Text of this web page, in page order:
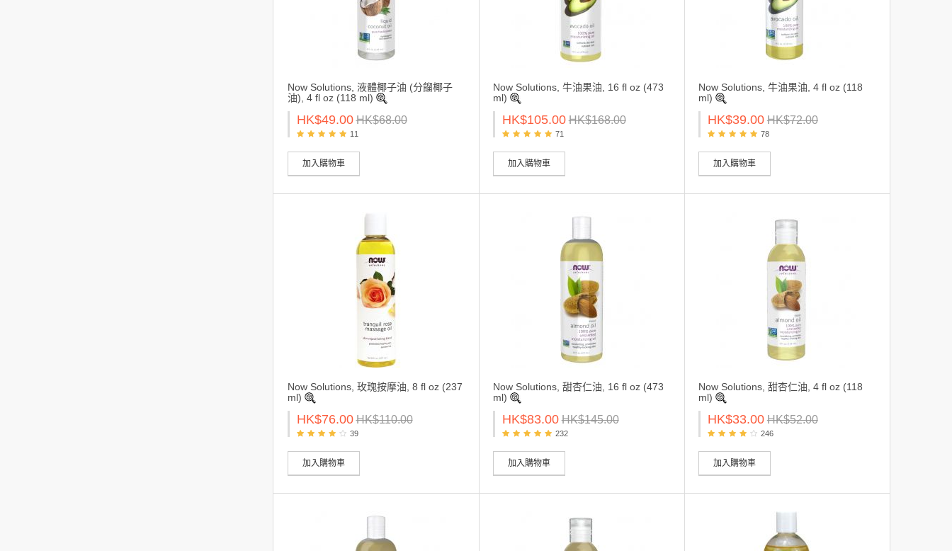
Now Solutions, 液體椰子油 (分餾椰子
油), 4 fl oz (118 ml)
HK$49.00 HK$68.00
11
加入購物車
Now Solutions, 牛油果油, 16 fl oz (473
ml)
HK$105.00 HK$168.00
71
加入購物車
Now Solutions, 牛油果油, 4 fl oz (118
ml)
HK$39.00 HK$72.00
78
加入購物車
Now Solutions, 玫瑰按摩油, 8 fl oz (237
ml)
HK$76.00 HK$110.00
39
加入購物車
Now Solutions, 甜杏仁油, 16 fl oz (473
ml)
HK$83.00 HK$145.00
232
加入購物車
Now Solutions, 甜杏仁油, 4 fl oz (118
ml)
HK$33.00 HK$52.00
246
加入購物車